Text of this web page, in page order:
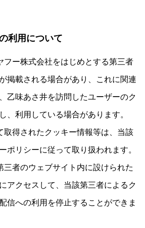
利用について
フー株式会社をはじめとする第三者
掲載される場合があり、これに関連
乙味あさ井を訪問したユーザーのク
、利用している場合があります。
取得されたクッキー情報等は、当該
ポリシーに従って取り扱われます。
三者のウェブサイト内に設けられた
アクセスして、当該第三者によるク
信への利用を停止することができま